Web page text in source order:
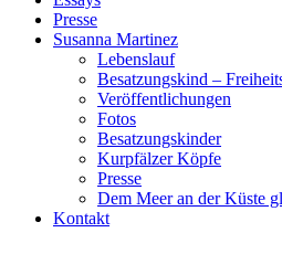
Presse
Susanna Martinez
Lebenslauf
Besatzungskind –
Veröffentlichungen
Fotos
Besatzungskinder
Kurpfälzer Köpfe
Presse
Dem Meer an der Küste
Kontakt